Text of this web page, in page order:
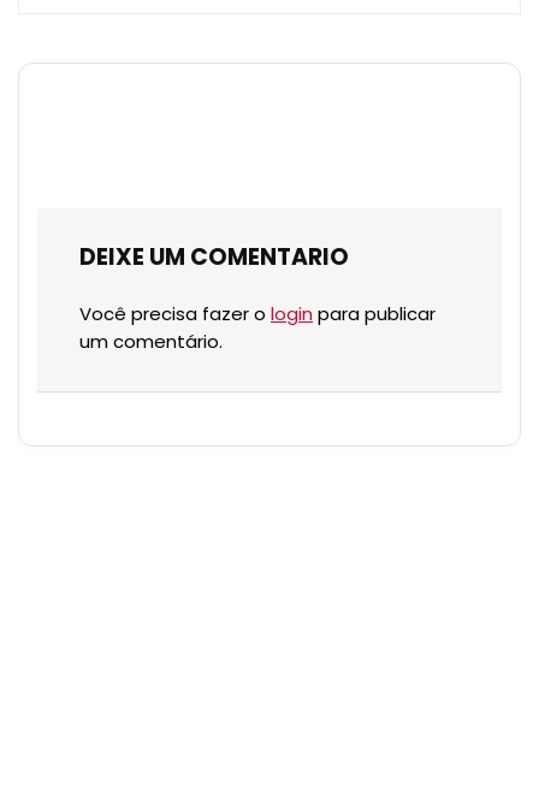
DEIXE UM COMENTARIO
Você precisa fazer o login para publicar
um comentário.